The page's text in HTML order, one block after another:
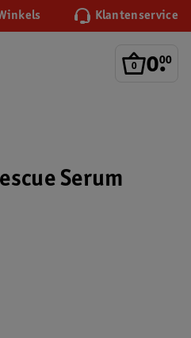
Klantenservice
0.
00
Serum